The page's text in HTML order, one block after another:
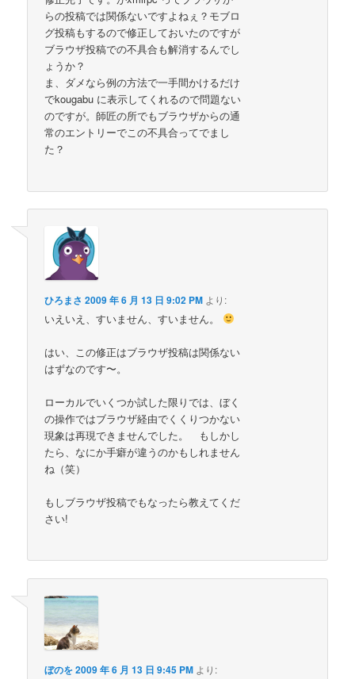
らの投稿では関係ないですよねぇ？モブロ
グ投稿もするので修正しておいたのですが
ブラウザ投稿での不具合も解消するんでし
ょうか？
ま、ダメなら例の方法で一手間かけるだけ
でkougabu に表示してくれるので問題ない
のですが。師匠の所でもブラウザからの通
常のエントリーでこの不具合ってでまし
た？
ひろまさ 2009 年 6 月 13 日 9:02 PM より:
いえいえ、すいません、すいません。
はい、この修正はブラウザ投稿は関係ない
はずなのです〜。
ローカルでいくつか試した限りでは、ぼく
の操作ではブラウザ経由でくくりつかない
現象は再現できませんでした。 もしかし
たら、なにか手癖が違うのかもしれません
ね（笑）
もしブラウザ投稿でもなったら教えてくだ
さい!
ぼのを2009 年 6 月 13 日 9:45 PM より: